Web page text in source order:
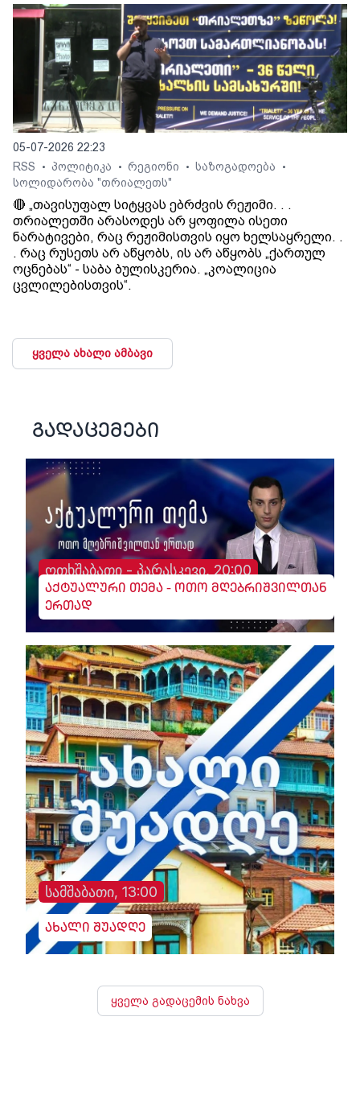
05-07-2026 22:23
RSS
• პოლიტიკა • რეგიონი • საზოგადოება •
სოლიდარობა "თრიალეთს"
🔴 „თავისუფალ სიტყვას ებრძვის რეჟიმი. . .
თრიალეთში არასოდეს არ ყოფილა ისეთი
ნარატივები, რაც რეჟიმისთვის იყო ხელსაყრელი. .
. რაც რუსეთს არ აწყობს, ის არ აწყობს „ქართულ
ოცნებას“ - საბა ბულისკერია. „კოალიცია
ცვლილებისთვის“.
ყველა ახალი ამბავი
გადაცემები
ოთხშაბათი - პარასკევი, 20:00
აქტუალური თემა - ოთო მღებრიშვილთან
ერთად
სამშაბათი, 13:00
ახალი შუადღე
ყველა გადაცემის ნახვა